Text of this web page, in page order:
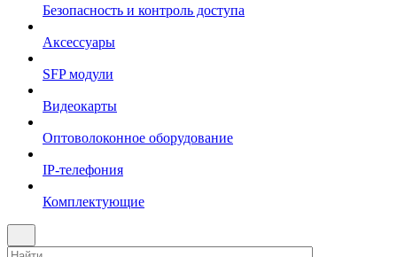
Безопасность и контроль доступа
Аксессуары
SFP модули
Видеокарты
Оптоволоконное оборудование
IP-телефония
Комплектующие